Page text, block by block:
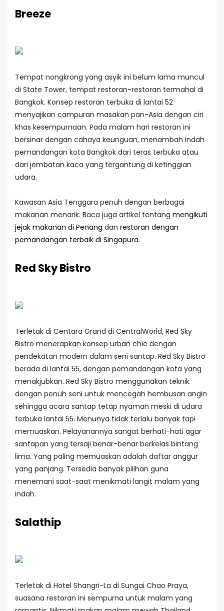
Breeze
Tempat nongkrong yang asyik ini belum lama muncul
di State Tower, tempat restoran-restoran termahal di
Bangkok. Konsep restoran terbuka di lantai 52
menyajikan campuran masakan pan-Asia dengan ciri
khas kesempurnaan. Pada malam hari restoran ini
bersinar dengan cahaya keunguan, menambah indah
pemandangan kota Bangkok dari teras terbuka atau
dari jembatan kaca yang tergantung di ketinggian
udara.
Kawasan Asia Tenggara penuh dengan berbagai
makanan menarik. Baca juga artikel tentang mengikuti
jejak makanan di Penang dan restoran dengan
pemandangan terbaik di Singapura.
Red Sky Bistro
Terletak di Centara Grand di CentralWorld, Red Sky
Bistro menerapkan konsep urban chic dengan
pendekatan modern dalam seni santap. Red Sky Bistro
berada di lantai 55, dengan pemandangan kota yang
menakjubkan. Red Sky Bistro menggunakan teknik
dengan penuh seni untuk mencegah hembusan angin
sehingga acara santap tetap nyaman meski di udara
terbuka lantai 55. Menunya tidak terlalu banyak tapi
memuaskan. Pelayanannya sangat berhati-hati agar
santapan yang tersaji benar-benar berkelas bintang
lima. Yang paling memuaskan adalah daftar anggur
yang panjang. Tersedia banyak pilihan guna
menemani saat-saat menikmati langit malam yang
indah.
Salathip
Terletak di Hotel Shangri-La di Sungai Chao Praya,
suasana restoran ini sempurna untuk malam yang